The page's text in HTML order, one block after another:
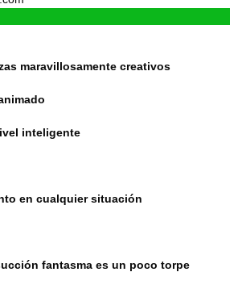
maravillosamente creativos
inteligente
en cualquier situación
fantasma es un poco torpe